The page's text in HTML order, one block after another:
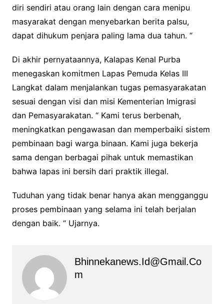
diri sendiri atau orang lain dengan cara menipu
masyarakat dengan menyebarkan berita palsu,
dapat dihukum penjara paling lama dua tahun. “
Di akhir pernyataannya, Kalapas Kenal Purba
menegaskan komitmen Lapas Pemuda Kelas III
Langkat dalam menjalankan tugas pemasyarakatan
sesuai dengan visi dan misi Kementerian Imigrasi
dan Pemasyarakatan. “ Kami terus berbenah,
meningkatkan pengawasan dan memperbaiki sistem
pembinaan bagi warga binaan. Kami juga bekerja
sama dengan berbagai pihak untuk memastikan
bahwa lapas ini bersih dari praktik illegal.
Tuduhan yang tidak benar hanya akan mengganggu
proses pembinaan yang selama ini telah berjalan
dengan baik. “ Ujarnya.
Bhinnekanews.id@gmail.co
M